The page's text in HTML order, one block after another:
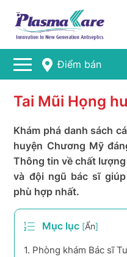
Điểm bán
Tai Mũi Họng
Khám phá danh sách
huyện Chương Mỹ
Thông tin về chất
và đội ngũ bác sĩ
phù hợp nhất.
Mục lục [Ẩn]
1. Phòng khám Bác sĩ